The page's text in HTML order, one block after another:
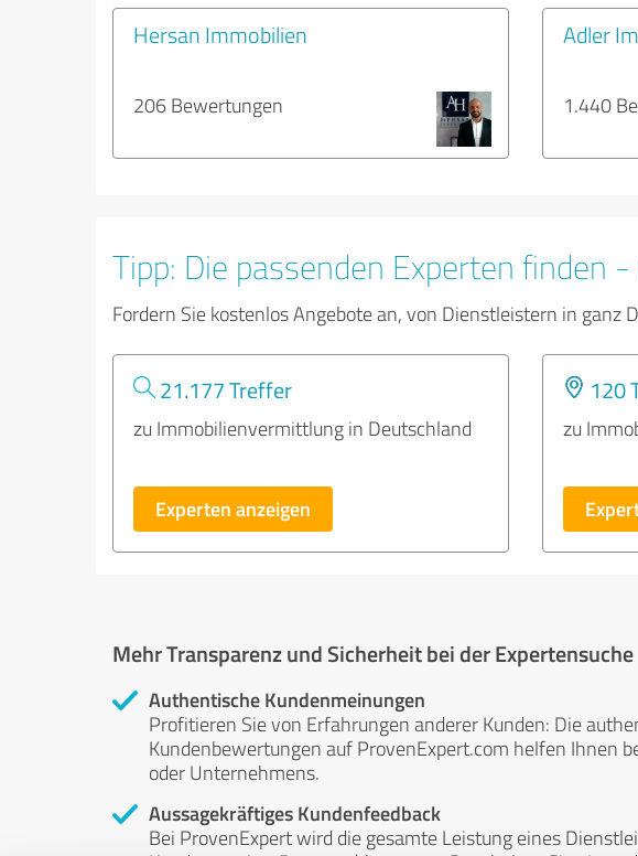
Hersan Immobilien
206 Bewertungen
Adler
1.440
Tipp: Die passenden Experten finden
Fordern Sie kostenlos Angebote an, von Dienstleistern in
21.177 Treffer
zu Immobilienvermittlung in Deutschland
Experten anzeigen
120
zu
Mehr Transparenz und Sicherheit bei der Expertensuche
Authentische Kundenmeinungen
Profitieren Sie von Erfahrungen anderer Kunden: Die
Kundenbewertungen auf ProvenExpert.com helfen Ihnen
oder Unternehmens.
Aussagekräftiges Kundenfeedback
Bei ProvenExpert wird die gesamte Leistung eines